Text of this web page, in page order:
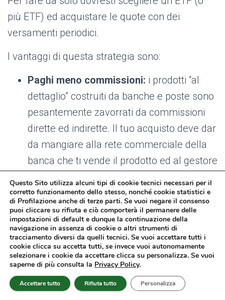
più ETF) ed acquistare le quote con dei
versamenti periodici.
I vantaggi di questa strategia sono:
Paghi meno commissioni: i prodotti “al
dettaglio” costruiti da banche e poste sono
pesantemente zavorrati da commissioni
dirette ed indirette. Il tuo acquisto deve dar
da mangiare alla rete commerciale della
banca che ti vende il prodotto ed al gestore
molto costosa. Senza entrare troppo nel
merito ( quiti spiego qualcosa in più sui
fondi comuni), possiamo semplicemente
dire che un ETF scelto bene ha un costo
annuo fisso (in genere inferiore
all’1%) mentre un prodotto già
impacchettato può costare fino al 4%
Questo Sito utilizza alcuni tipi di cookie tecnici necessari per il
corretto funzionamento dello stesso, nonché cookie statistici e
di Profilazione anche di terze parti. Se vuoi negare il consenso
puoi cliccare su rifiuta e ciò comporterà il permanere delle
impostazioni di default e dunque la continuazione della
navigazione in assenza di cookie o altri strumenti di
tracciamento diversi da quelli tecnici. Se vuoi accettare tutti i
cookie clicca su accetta tutti, se invece vuoi autonomamente
selezionare i cookie da accettare clicca su personalizza. Se vuoi
saperne di più consulta la Privacy Policy.
Accettare tutto Rifiuta tutto Personalizza